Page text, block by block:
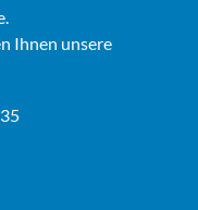
Ihnen unsere